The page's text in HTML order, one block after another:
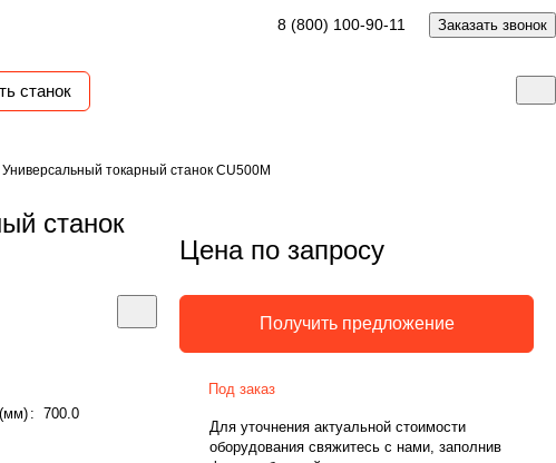
8 (800) 100-90-11 Заказать звонок
станок
Универсальный токарный станок CU500M
станок
:
700.0
Цена по запросу
Получить предложение
Под заказ
Для уточнения актуальной стоимости
оборудования свяжитесь с нами, заполнив